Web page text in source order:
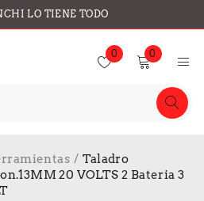
LO TIENE TODO
0 0
/ Taladro
20 VOLTS 2 Bateria 3